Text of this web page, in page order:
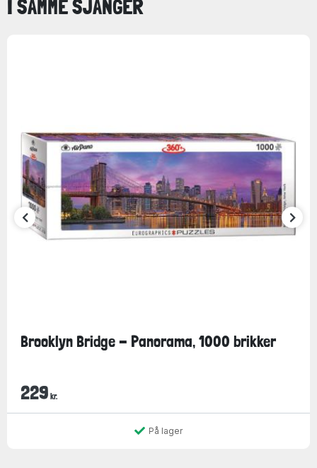
I SAMME SJANGER
Brooklyn Bridge - Panorama, 1000 brikker
229 kr.
På lager